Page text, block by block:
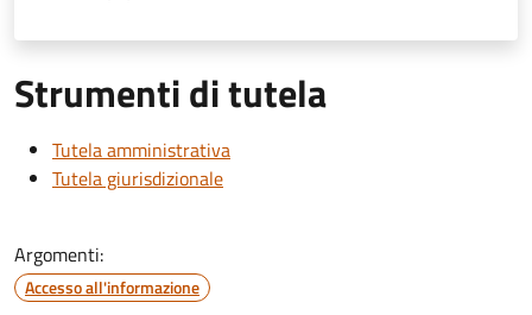
Strumenti di tutela
Tutela amministrativa
Tutela giurisdizionale
Argomenti:
Accesso all'informazione